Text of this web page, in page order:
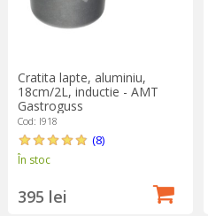
Cratita lapte, aluminiu,
18cm/2L, inductie - AMT
Gastroguss
Cod: I918
(8)
În stoc
395 lei